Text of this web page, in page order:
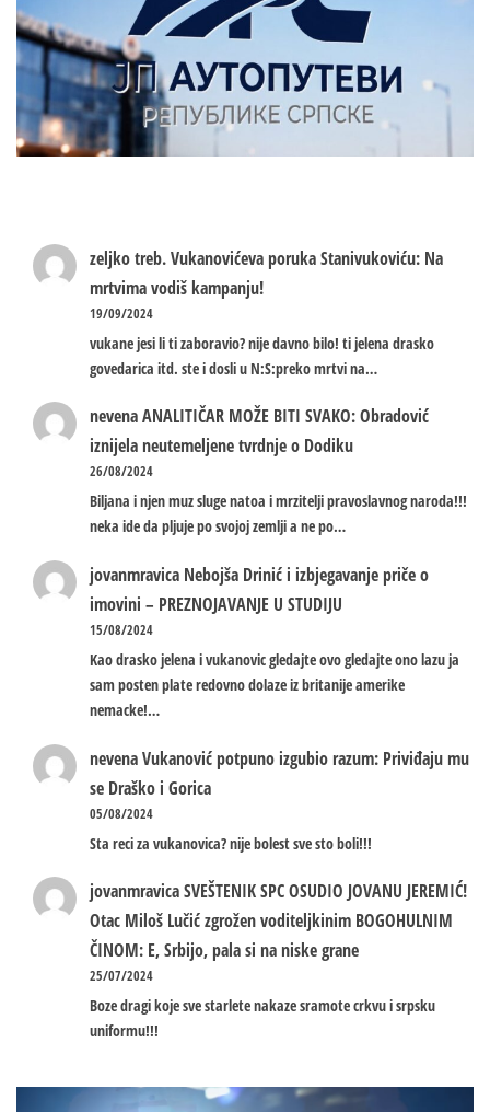
zeljko treb.Vukanovićeva poruka Stanivukoviću: Na
mrtvima vodiš kampanju!
19/09/2024
vukane jesi li ti zaboravio? nije davno bilo! ti jelena drasko
govedarica itd. ste i dosli u N:S:preko mrtvi na…
nevenaANALITIČAR MOŽE BITI SVAKO: Obradović
iznijela neutemeljene tvrdnje o Dodiku
26/08/2024
Biljana i njen muz sluge natoa i mrzitelji pravoslavnog naroda!!!
neka ide da pljuje po svojoj zemlji a ne po…
jovanmravica Nebojša Drinić i izbjegavanje priče o
imovini – PREZNOJAVANJE U STUDIJU
15/08/2024
Kao drasko jelena i vukanovic gledajte ovo gledajte ono lazu ja
sam posten plate redovno dolaze iz britanije amerike
nemacke!…
nevenaVukanović potpuno izgubio razum: Priviđaju mu
se Draško i Gorica
05/08/2024
Sta reci za vukanovica? nije bolest sve sto boli!!!
jovanmravicaSVEŠTENIK SPC OSUDIO JOVANU JEREMIĆ!
Otac Miloš Lučić zgrožen voditeljkinim BOGOHULNIM
ČINOM: E, Srbijo, pala si na niske grane
25/07/2024
Boze dragi koje sve starlete nakaze sramote crkvu i srpsku
uniformu!!!